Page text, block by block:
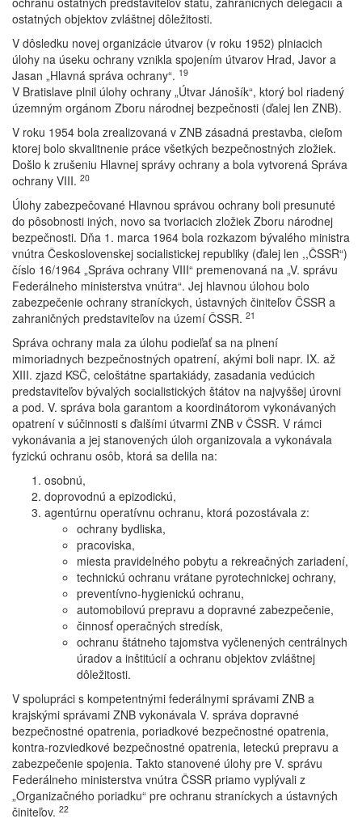
ostatných objektov zvláštnej dôležitosti.
V dôsledku novej organizácie útvarov (v roku 1952) plniacich
úlohy na úseku ochrany vznikla spojením útvarov Hrad, Javor a
Jasan „Hlavná správa ochrany“. 19
V Bratislave plnil úlohy ochrany „Útvar Jánošík“, ktorý bol riadený
územným orgánom Zboru národnej bezpečnosti (ďalej len ZNB).
V roku 1954 bola zrealizovaná v ZNB zásadná prestavba, cieľom
ktorej bolo skvalitnenie práce všetkých bezpečnostných zložiek.
Došlo k zrušeniu Hlavnej správy ochrany a bola vytvorená Správa
ochrany VIII. 20
Úlohy zabezpečované Hlavnou správou ochrany boli presunuté
do pôsobnosti iných, novo sa tvoriacich zložiek Zboru národnej
bezpečnosti. Dňa 1. marca 1964 bola rozkazom bývalého ministra
vnútra Československej socialistickej republiky (ďalej len ,,ČSSR“)
číslo 16/1964 „Správa ochrany VIII“ premenovaná na „V. správu
Federálneho ministerstva vnútra“. Jej hlavnou úlohou bolo
zabezpečenie ochrany straníckych, ústavných činiteľov ČSSR a
zahraničných predstaviteľov na území ČSSR. 21
Správa ochrany mala za úlohu podieľať sa na plnení
mimoriadnych bezpečnostných opatrení, akými boli napr. IX. až
XIII. zjazd KSČ, celoštátne spartakiády, zasadania vedúcich
predstaviteľov bývalých socialistických štátov na najvyššej úrovni
a pod. V. správa bola garantom a koordinátorom vykonávaných
opatrení v súčinnosti s ďalšími útvarmi ZNB v ČSSR. V rámci
vykonávania a jej stanovených úloh organizovala a vykonávala
fyzickú ochranu osôb, ktorá sa delila na:
osobnú,
doprovodnú a epizodickú,
agentúrnu operatívnu ochranu, ktorá pozostávala z:
ochrany bydliska,
pracoviska,
miesta pravidelného pobytu a rekreačných zariadení,
technickú ochranu vrátane pyrotechnickej ochrany,
preventívno-hygienickú ochranu,
automobilovú prepravu a dopravné zabezpečenie,
činnosť operačných stredísk,
ochranu štátneho tajomstva vyčlenených centrálnych
úradov a inštitúcií a ochranu objektov zvláštnej
dôležitosti.
V spolupráci s kompetentnými federálnymi správami ZNB a
krajskými správami ZNB vykonávala V. správa dopravné
bezpečnostné opatrenia, poriadkové bezpečnostné opatrenia,
kontra-rozviedkové bezpečnostné opatrenia, leteckú prepravu a
zabezpečenie spojenia. Takto stanovené úlohy pre V. správu
Federálneho ministerstva vnútra ČSSR priamo vyplývali z
„Organizačného poriadku“ pre ochranu straníckych a ústavných
činiteľov. 22